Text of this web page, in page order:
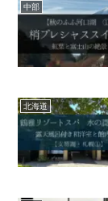
中部
北海道